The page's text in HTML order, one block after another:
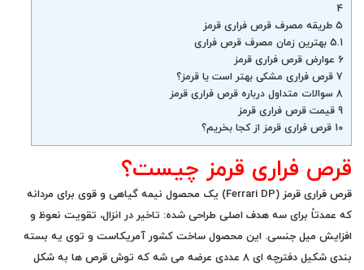
4
5 طریقه مصرف قرص فراری قرمز
5.1 بهترین زمان مصرف قرص فراری
6 عوارض قرص فراری قرمز
7 قرص فراری مشکی بهتر است یا قرمز؟
8 سوالات متداول درباره قرص فراری قرمز
9 قیمت قرص فراری قرمز
10 قرص فراری قرمز از کجا بخریم؟
قرص فراری قرمز چیست؟
قرص فراری قرمز (Ferrari DP) یک محصول نیمه گیاهی و قوی برای مردانه
که عمدتاً برای سه هدف اصلی طراحی شده: تاخیر در انزال، تقویت نعوظ و
افزایش میل جنسی. این محصول ساخت کشور آمریکاست و توی یه بسته
بندی شکیل دفترچه ای ۸ عددی عرضه می شه که توش قرص ها به شکل